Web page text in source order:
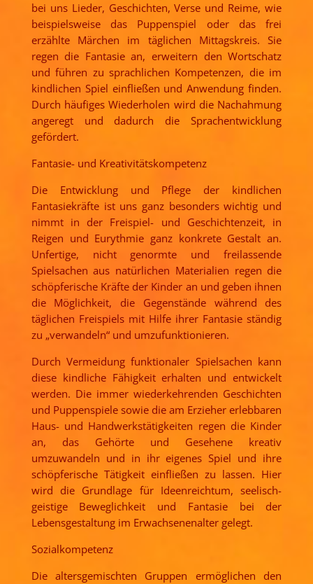
bei uns Lieder, Geschichten, Verse und Reime, wie
beispielsweise das Puppenspiel oder das frei
erzählte Märchen im täglichen Mittagskreis. Sie
regen die Fantasie an, erweitern den Wortschatz
und führen zu sprachlichen Kompetenzen, die im
kindlichen Spiel einfließen und Anwendung finden.
Durch häufiges Wiederholen wird die Nachahmung
angeregt und dadurch die Sprachentwicklung
gefördert.
Fantasie- und Kreativitätskompetenz
Die Entwicklung und Pflege der kindlichen
Fantasiekräfte ist uns ganz besonders wichtig und
nimmt in der Freispiel- und Geschichtenzeit, in
Reigen und Eurythmie ganz konkrete Gestalt an.
Unfertige, nicht genormte und freilassende
Spielsachen aus natürlichen Materialien regen die
schöpferische Kräfte der Kinder an und geben ihnen
die Möglichkeit, die Gegenstände während des
täglichen Freispiels mit Hilfe ihrer Fantasie ständig
zu „verwandeln“ und umzufunktionieren.
Durch Vermeidung funktionaler Spielsachen kann
diese kindliche Fähigkeit erhalten und entwickelt
werden. Die immer wiederkehrenden Geschichten
und Puppenspiele sowie die am Erzieher erlebbaren
Haus- und Handwerkstätigkeiten regen die Kinder
an, das Gehörte und Gesehene kreativ
umzuwandeln und in ihr eigenes Spiel und ihre
schöpferische Tätigkeit einfließen zu lassen. Hier
wird die Grundlage für Ideenreichtum, seelisch-
geistige Beweglichkeit und Fantasie bei der
Lebensgestaltung im Erwachsenenalter gelegt.
Sozialkompetenz
Die altersgemischten Gruppen ermöglichen den